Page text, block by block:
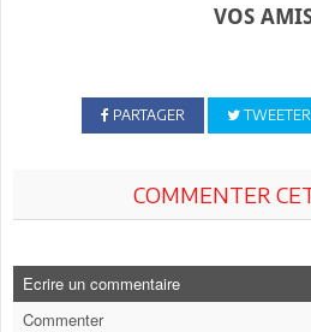
VOS
PARTAGER TWEETER
COMMENTER
Ecrire un commentaire
Commenter